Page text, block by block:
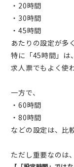
・20時間
・30時間
・45時間
あたりの設定が多
特に「45時間」は
求人票でもよく使
一方で、
・60時間
・80時間
などの設定は、比
ただし重要なのは、